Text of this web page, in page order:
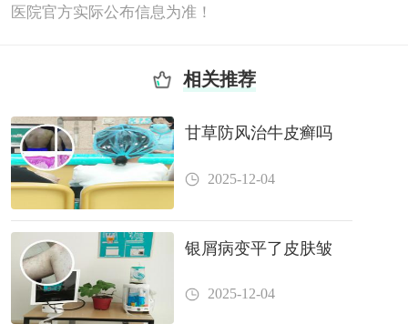
医院官方实际公布信息为准！
相关推荐
甘草防风治牛皮癣吗
2025-12-04
银屑病变平了皮肤皱
2025-12-04